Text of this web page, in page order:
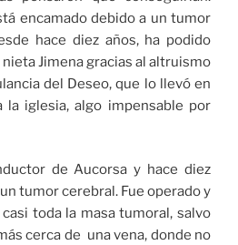
encamado debido a un tumor
hace diez años, ha podido
Jimena gracias al altruismo
del Deseo, que lo llevó en
la iglesia, algo impensable por
de Aucorsa y hace diez
tumor cerebral. Fue operado y
toda la masa tumoral, salvo
cerca de una vena, donde no